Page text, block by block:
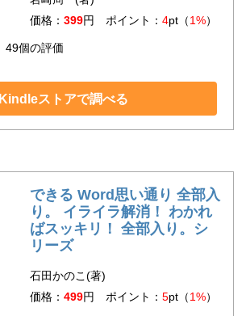
価格： 399円 ポイント： 4pt（1%）
49個の評価
Kindleストアで調べる
できる Word思い通り 全部入
り。 イライラ解消！ わかれ
ばスッキリ！ 全部入り。シ
リーズ
石田かのこ(著)
価格： 499円 ポイント： 5pt（1%）